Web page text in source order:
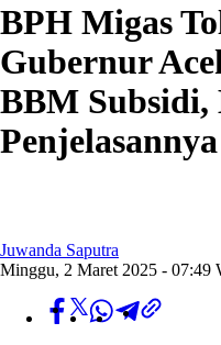
BPH Migas
Gubernur
BBM
Penjelasannya
Juwanda Saputra
Minggu, 2 Maret 2025 - 07:49